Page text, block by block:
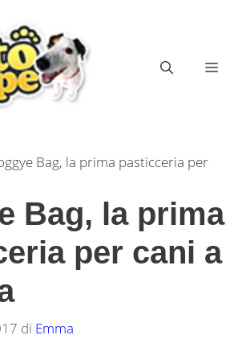
Bag, la prima pasticceria per
Bag, la prima
per cani a
di Emma